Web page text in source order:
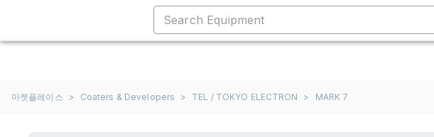
마켓플레이스 > Coaters & Developers > TEL / TOKYO ELECTRON > MARK 7